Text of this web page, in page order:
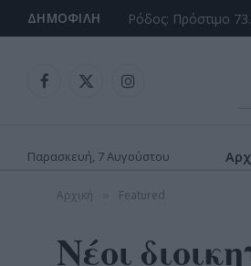
ΔΗΜΟΦΙΛΉ Ρόδος: Πρόστιμο
Facebook
X
Instagram
Παρασκευή, 7 Αυγούστου
Αρχική Featured
Νέοι